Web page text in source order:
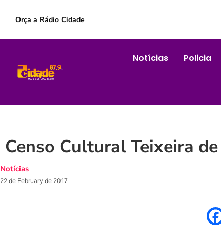
Orça a Rádio Cidade
Notícias Policia
Censo Cultural Teixeira
Notícias
22 de February de 2017